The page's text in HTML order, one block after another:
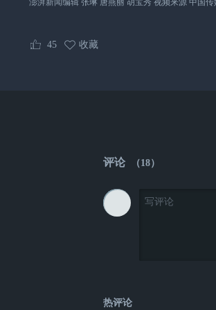
澎湃新闻编辑 张琳 唐燕丽 胡宝秀 视频来源 中国传
45 收藏
评论 （18）
热评论